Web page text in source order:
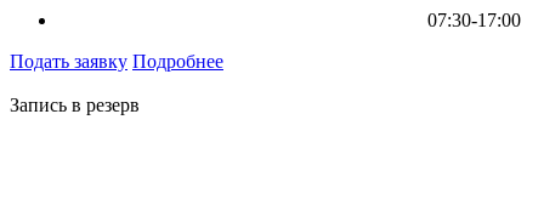
07:30-17:00
Подать заявку Подробнее
Запись в резерв